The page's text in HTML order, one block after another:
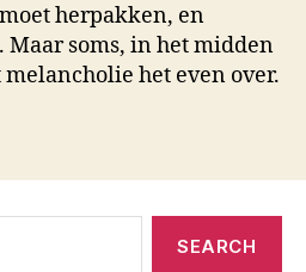
herpakken, en
Maar soms, in het midden
het even over.